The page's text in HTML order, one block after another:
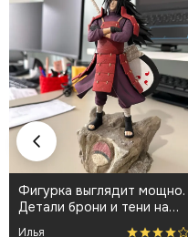
Фигурка выглядит мощно.
Детали брони и тени на
плаще проработаны
Илья